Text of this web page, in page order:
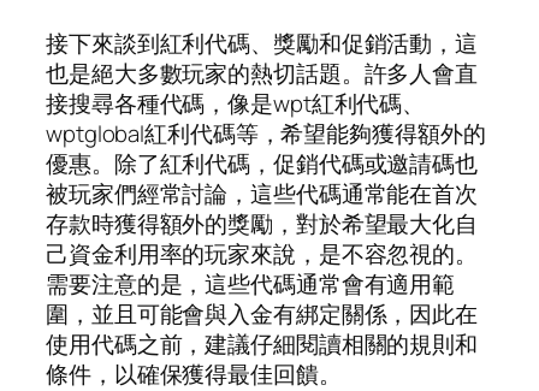
接下來談到紅利代碼、獎勵和促銷活動，這
也是絕大多數玩家的熱切話題。許多人會直
接搜尋各種代碼，像是wpt紅利代碼、
wptglobal紅利代碼等，希望能夠獲得額外的
優惠。除了紅利代碼，促銷代碼或邀請碼也
被玩家們經常討論，這些代碼通常能在首次
存款時獲得額外的獎勵，對於希望最大化自
己資金利用率的玩家來說，是不容忽視的。
需要注意的是，這些代碼通常會有適用範
圍，並且可能會與入金有綁定關係，因此在
使用代碼之前，建議仔細閱讀相關的規則和
條件，以確保獲得最佳回饋。